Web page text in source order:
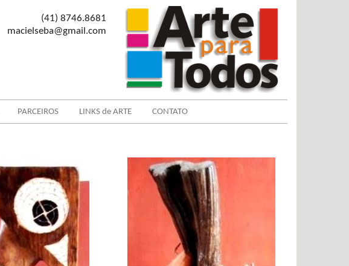
(41) 8746.8681
macielseba@gmail.com
PARCEIROS LINKS de ARTE CONTATO